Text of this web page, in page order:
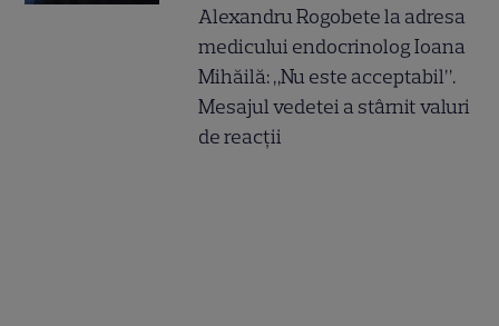
Alexandru Rogobete la adresa
medicului endocrinolog Ioana
Mihăilă: „Nu este acceptabil”.
Mesajul vedetei a stârnit valuri
de reacții